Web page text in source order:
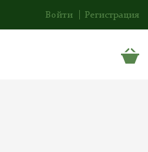
Войти Регистрация